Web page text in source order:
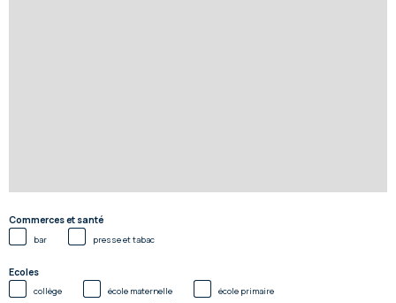
Commerces et santé
bar presse et tabac
Ecoles
collège école maternelle école primaire